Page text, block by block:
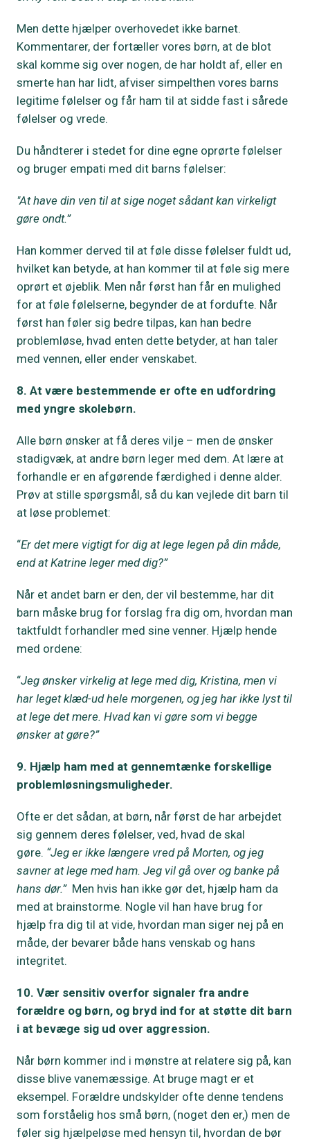
Men dette hjælper overhovedet ikke barnet.
Kommentarer, der fortæller vores børn, at de blot
skal komme sig over nogen, de har holdt af, eller en
smerte han har lidt, afviser simpelthen vores barns
legitime følelser og får ham til at sidde fast i sårede
følelser og vrede.
Du håndterer i stedet for dine egne oprørte følelser
og bruger empati med dit barns følelser:
"At have din ven til at sige noget sådant kan virkeligt
gøre ondt.”
Han kommer derved til at føle disse følelser fuldt ud,
hvilket kan betyde, at han kommer til at føle sig mere
oprørt et øjeblik. Men når først han får en mulighed
for at føle følelserne, begynder de at fordufte. Når
først han føler sig bedre tilpas, kan han bedre
problemløse, hvad enten dette betyder, at han taler
med vennen, eller ender venskabet.
8. At være bestemmende er ofte en udfordring
med yngre skolebørn.
Alle børn ønsker at få deres vilje – men de ønsker
stadigvæk, at andre børn leger med dem. At lære at
forhandle er en afgørende færdighed i denne alder.
Prøv at stille spørgsmål, så du kan vejlede dit barn til
at løse problemet:
“Er det mere vigtigt for dig at lege legen på din måde,
end at Katrine leger med dig?”
Når et andet barn er den, der vil bestemme, har dit
barn måske brug for forslag fra dig om, hvordan man
taktfuldt forhandler med sine venner. Hjælp hende
med ordene:
“Jeg ønsker virkelig at lege med dig, Kristina, men vi
har leget klæd-ud hele morgenen, og jeg har ikke lyst til
at lege det mere. Hvad kan vi gøre som vi begge
ønsker at gøre?”
9. Hjælp ham med at gennemtænke forskellige
problemløsningsmuligheder.
Ofte er det sådan, at børn, når først de har arbejdet
sig gennem deres følelser, ved, hvad de skal
gøre. “Jeg er ikke længere vred på Morten, og jeg
savner at lege med ham. Jeg vil gå over og banke på
hans dør.”Men hvis han ikke gør det, hjælp ham da
med at brainstorme. Nogle vil han have brug for
hjælp fra dig til at vide, hvordan man siger nej på en
måde, der bevarer både hans venskab og hans
integritet.
10. Vær sensitiv overfor signaler fra andre
forældre og børn, og bryd ind for at støtte dit barn
i at bevæge sig ud over aggression.
Når børn kommer ind i mønstre at relatere sig på, kan
disse blive vanemæssige. At bruge magt er et
eksempel. Forældre undskylder ofte denne tendens
som forståelig hos små børn, (noget den er,) men de
føler sig hjælpeløse med hensyn til, hvordan de bør